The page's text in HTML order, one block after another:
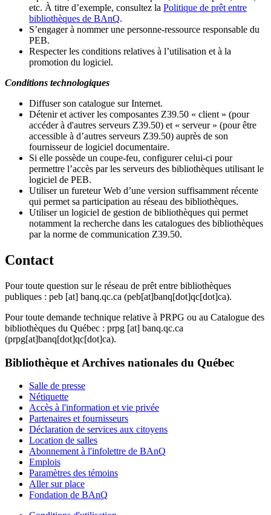
etc. À titre d’exemple, consultez la Politique de prêt entre
bibliothèques de BAnQ.
S’engager à nommer une personne-ressource responsable du
PEB.
Respecter les conditions relatives à l’utilisation et à la
promotion du logiciel.
Conditions technologiques
Diffuser son catalogue sur Internet.
Détenir et activer les composantes Z39.50 « client » (pour
accéder à d'autres serveurs Z39.50) et « serveur » (pour être
accessible à d’autres serveurs Z39.50) auprès de son
fournisseur de logiciel documentaire.
Si elle possède un coupe-feu, configurer celui-ci pour
permettre l’accès par les serveurs des bibliothèques utilisant le
logiciel de PEB.
Utiliser un fureteur Web d’une version suffisamment récente
qui permet sa participation au réseau des bibliothèques.
Utiliser un logiciel de gestion de bibliothèques qui permet
notamment la recherche dans les catalogues des bibliothèques
par la norme de communication Z39.50.
Contact
Pour toute question sur le réseau de prêt entre bibliothèques
publiques : peb [at] banq.qc.ca (peb[at]banq[dot]qc[dot]ca).
Pour toute demande technique relative à PRPG ou au Catalogue des
bibliothèques du Québec : prpg [at] banq.qc.ca
(prpg[at]banq[dot]qc[dot]ca).
Bibliothèque et Archives nationales du Québec
Salle de presse
Nétiquette
Accès à l'information et vie privée
Partenaires et fournisseurs
Déclaration de services aux citoyens
Location de salles
Abonnement à l'infolettre de BAnQ
Emplois
Paramètres des témoins
Aller sur place
Fondation de BAnQ